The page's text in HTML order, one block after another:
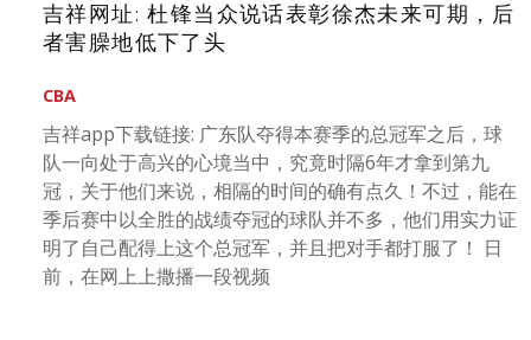
吉祥网址: 杜锋当众说话表彰徐杰未来可期，后
者害臊地低下了头
CBA
吉祥app下载链接: 广东队夺得本赛季的总冠军之后，球
队一向处于高兴的心境当中，究竟时隔6年才拿到第九
冠，关于他们来说，相隔的时间的确有点久！不过，能在
季后赛中以全胜的战绩夺冠的球队并不多，他们用实力证
明了自己配得上这个总冠军，并且把对手都打服了！ 日
前，在网上上撒播一段视频